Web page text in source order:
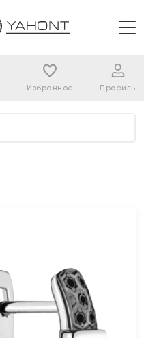
Избранное Профиль